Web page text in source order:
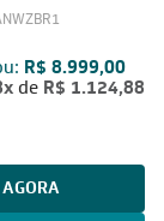
R$ 8.999,00
de R$ 1.124,88